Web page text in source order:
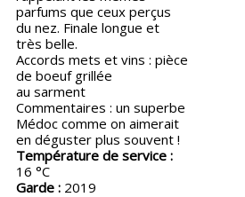
parfums que ceux perçus
du nez. Finale longue et
très belle.
Accords mets et vins : pièce
de boeuf grillée
au sarment
Commentaires : un superbe
Médoc comme on aimerait
en déguster plus souvent !
Température de service :
16
Garde : 2019